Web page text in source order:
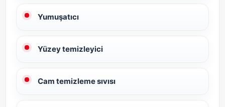
Yumuşatıcı
Yüzey temizleyici
Cam temizleme sıvısı